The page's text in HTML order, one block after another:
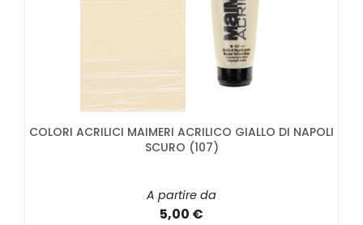
COLORI ACRILICI MAIMERI ACRILICO GIALLO DI NAPOLI
SCURO (107)
A partire da
5,00 €